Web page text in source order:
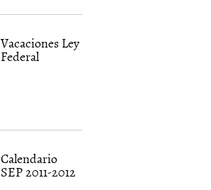
Vacaciones Ley
Federal
Calendario
SEP 2011-2012